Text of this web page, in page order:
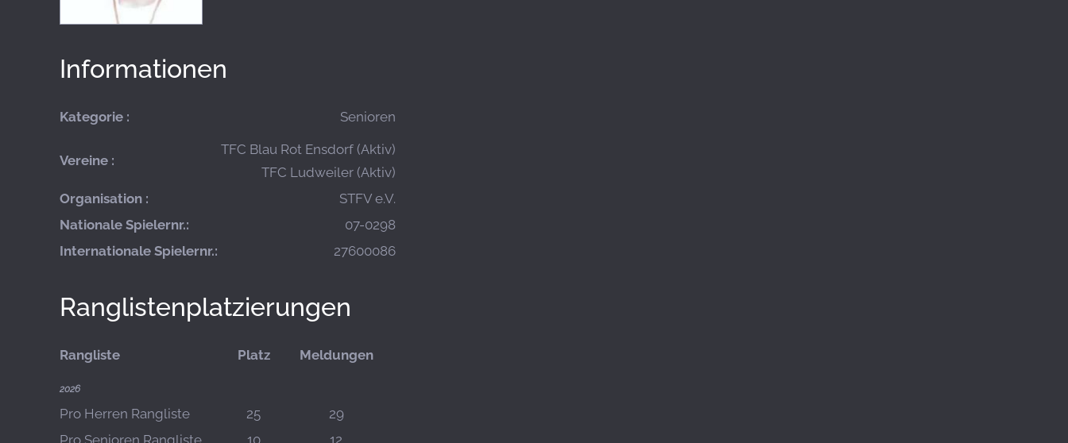
Informationen
Kategorie : Senioren
Vereine :
TFC Blau Rot Ensdorf (Aktiv)
TFC Ludweiler (Aktiv)
Organisation :
STFV e.V.
Nationale Spielernr.:
07-0298
Internationale Spielernr.:
27600086
Ranglistenplatzierungen
Rangliste Platz Meldungen
2026
Pro Herren Rangliste 25
29
Pro Senioren Rangliste
10 12